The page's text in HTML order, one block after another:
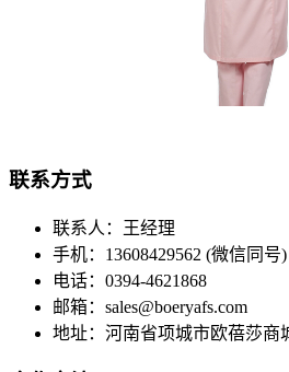
联系方式
联系人：王经理
手机：13608429562 (微信同号)
电话：0394-4621868
邮箱：sales@boeryafs.com
地址：河南省项城市欧蓓莎商